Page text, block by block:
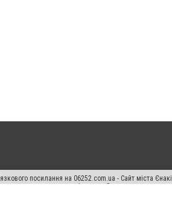
посилання на 06252.com.ua - Сайт міста
прав переслідується Законом.